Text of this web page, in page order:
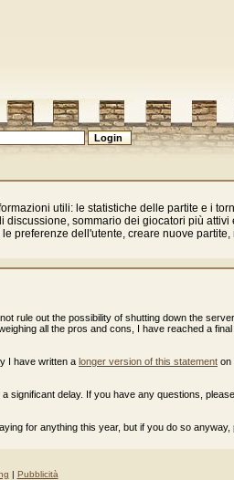
utili: le statistiche delle partite e i
sommario dei giocatori più attivi
preferenze dell'utente, creare nuove partite,
rule out the possibility of shutting down the
all the pros and cons, I have reached a
I have written a longer version of this statement on
significant delay. If you have any questions,
for anything this year, but if you do so anyway,
| Pubblicità